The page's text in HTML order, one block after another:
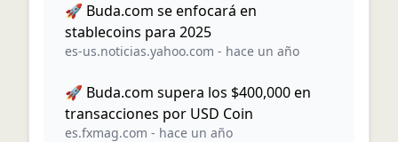
🚀 Buda.com se enfocará en
stablecoins para 2025
es-us.noticias.yahoo.com - hace un año
🚀 Buda.com supera los $400,000 en
transacciones por USD Coin
es.fxmag.com - hace un año